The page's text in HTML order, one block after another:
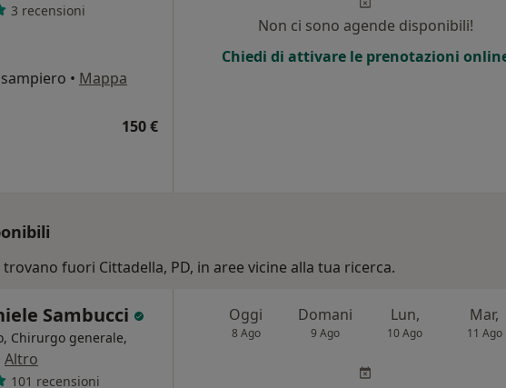
3 recensioni
• Mappa
150 €
Non ci sono agende disponibili!
Chiedi di attivare le prenotazioni
fuori Cittadella, PD, in aree vicine alla tua ricerca.
Sambucci
Chirurgo generale,
Altro
101 recensioni
Oggi
8 Ago
Domani
9 Ago
Lun,
10 Ago
Mar,
11 Ago